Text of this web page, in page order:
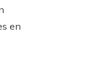
en